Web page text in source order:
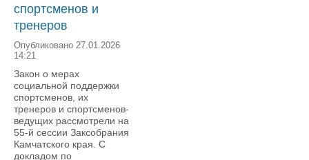
спортсменов и
тренеров
Опубликовано 27.01.2026
14:21
Закон о мерах
социальной поддержки
спортсменов, их
тренеров и спортсменов-
ведущих рассмотрели на
55-й сессии Заксобрания
Камчатского края. С
докладом по